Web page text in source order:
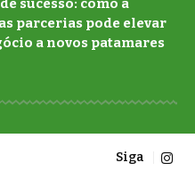
sucesso: como a
parcerias pode elevar
a novos patamares
Siga